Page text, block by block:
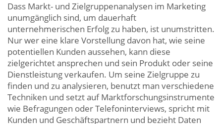
Dass Markt- und Zielgruppenanalysen im Marketing
unumgänglich sind, um dauerhaft
unternehmerischen Erfolg zu haben, ist unumstritten.
Nur wer eine klare Vorstellung davon hat, wie seine
potentiellen Kunden aussehen, kann diese
zielgerichtet ansprechen und sein Produkt oder seine
Dienstleistung verkaufen. Um seine Zielgruppe zu
finden und zu analysieren, benutzt man verschiedene
Techniken und setzt auf Marktforschungsinstrumente
wie Befragungen oder Telefoninterviews, spricht mit
Kunden und Geschäftspartnern und bezieht Daten